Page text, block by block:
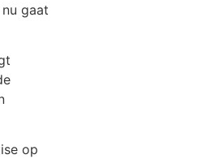
gaat
op